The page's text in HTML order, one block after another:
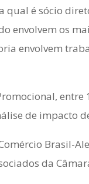
é sócio
envolvem os
envolvem
de impacto
Brasil-
da